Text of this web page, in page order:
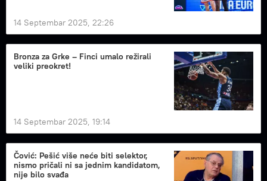
14 Septembar 2025, 22:26
Bronza za Grke – Finci umalo režirali
veliki preokret!
14 Septembar 2025, 19:14
Čović: Pešić više neće biti selektor,
nismo pričali ni sa jednim kandidatom,
nije bilo svađa